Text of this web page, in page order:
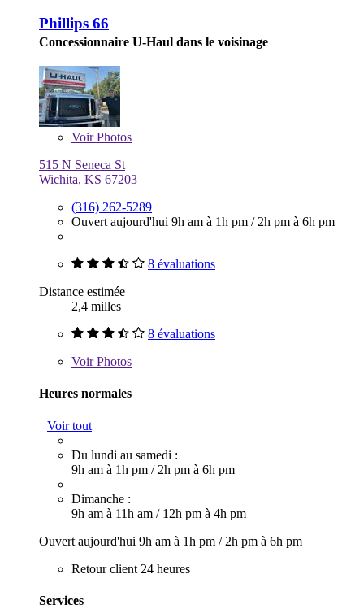
Phillips 66
Concessionnaire U-Haul dans le voisinage
VoirPhotos
515 N Seneca St
Wichita, KS 67203
(316) 262-5289
Ouvert aujourd'hui 9h am à 1h pm / 2h pm à 6h pm
8 évaluations
Distance estimée
2,4 milles
8 évaluations
VoirPhotos
Heures normales
Voir tout
Du lundi au samedi :
9h am à 1h pm / 2h pm à 6h pm
Dimanche :
9h am à 11h am / 12h pm à 4h pm
Ouvert aujourd'hui 9h am à 1h pm / 2h pm à 6h pm
Retour client 24 heures
Services